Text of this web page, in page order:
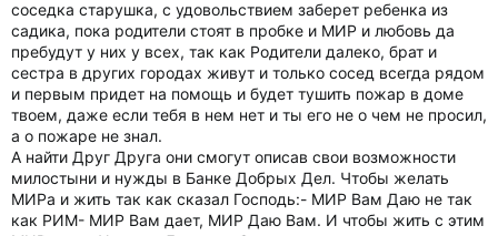
соседка старушка, с удовольствием заберет ребенка из
садика, пока родители стоят в пробке и МИР и любовь да
пребудут у них у всех, так как Родители далеко, брат и
сестра в других городах живут и только сосед всегда рядом
и первым придет на помощь и будет тушить пожар в доме
твоем, даже если тебя в нем нет и ты его не о чем не просил,
а о пожаре не знал.
А найти Друг Друга они смогут описав свои возможности
милостыни и нужды в Банке Добрых Дел. Чтобы желать
МИРа и жить так как сказал Господь:- МИР Вам Даю не так
как РИМ- МИР Вам дает, МИР Даю Вам. И чтобы жить с этим